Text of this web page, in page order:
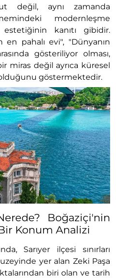
değil, aynı zamanda
modernleşme
estetiğinin kanıtı gibidir.
pahalı evi", "Dünyanın
gösteriliyor olması,
miras değil ayrıca küresel
göstermektedir.
Boğaziçi'nin
Konum Analizi
Sarıyer ilçesi sınırları
yer alan Zeki Paşa
biri olan ve tarih